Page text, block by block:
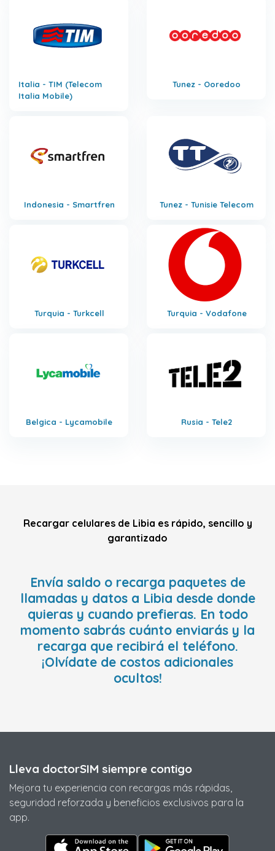
Italia - TIM (Telecom
Italia Mobile)
Tunez - Ooredoo
Indonesia - Smartfren Tunez - Tunisie Telecom
Turquia - Turkcell Turquia - Vodafone
Belgica - Lycamobile Rusia - Tele2
Recargar celulares de Libia es rápido, sencillo y
garantizado
Envía saldo o recarga paquetes de
llamadas y datos a Libia desde donde
quieras y cuando prefieras. En todo
momento sabrás cuánto enviarás y la
recarga que recibirá el teléfono.
¡Olvídate de costos adicionales
ocultos!
Lleva doctorSIM siempre contigo
Mejora tu experiencia con recargas más rápidas,
seguridad reforzada y beneficios exclusivos para la
app.